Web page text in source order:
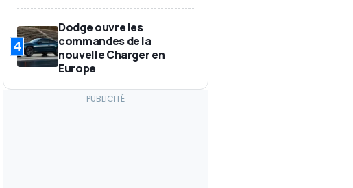
4
Dodge ouvre les
commandes de la
nouvelle Charger en
Europe